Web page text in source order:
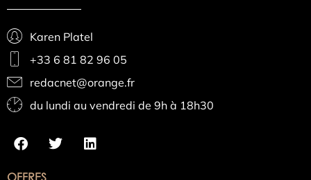
Karen Platel
+33 6 81 82 96 05
redacnet@orange.fr
du lundi au vendredi de 9h à 18h30